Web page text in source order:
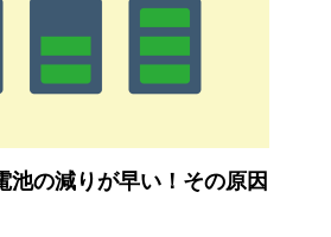
池の減りが早い！その原因